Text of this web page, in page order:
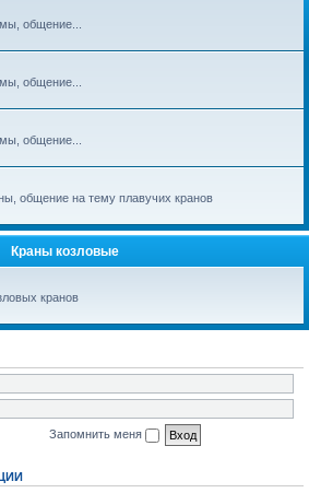
общение...
общение...
общение...
общение на тему плавучих кранов
Краны козловые
кранов
Запомнить меня